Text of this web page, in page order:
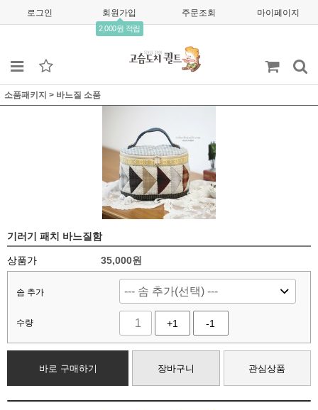
로그인 회원가입
2,000원 적립
주문조회 마이페이지
소품패키지 > 바느질 소품
기러기 패치 바느질함
상품가 35,000원
솜 추가
수량 +1 -1
바로 구매하기 장바구니 관심상품